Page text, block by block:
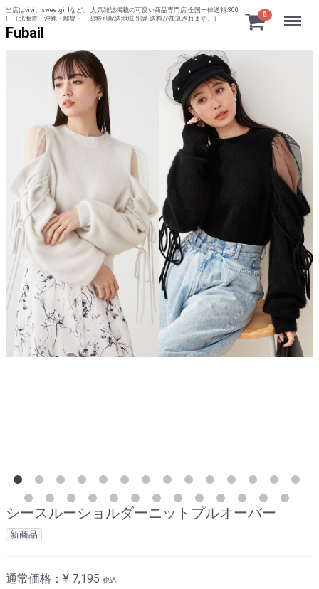
当店はvivi、sweetgirlなど、 人気雑誌掲載の可愛い商品専門店 全国一律送料:300
円（北海道・沖縄・離島・一部特別配送地域 別途 送料が加算されます。）
Fubail
0 Menu
シースルーショルダーニットプルオーバー
新商品
通常価格： ¥ 7,195 税込